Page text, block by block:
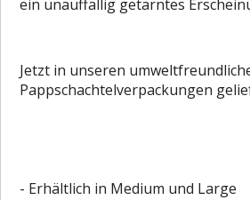
ein unauffällig getarntes
Jetzt in unseren
Pappschachtelverpackungen
- Erhältlich in Medium und Large